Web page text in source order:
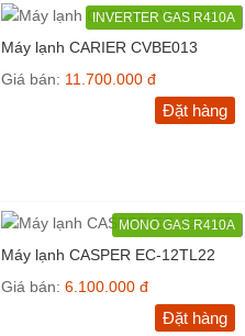
INVERTER GAS R410A
Máy lạnh CARIER CVBE013
Giá bán: 11.700.000 đ
Đặt hàng
MONO GAS R410A
Máy lạnh CASPER EC-12TL22
Giá bán: 6.100.000 đ
Đặt hàng